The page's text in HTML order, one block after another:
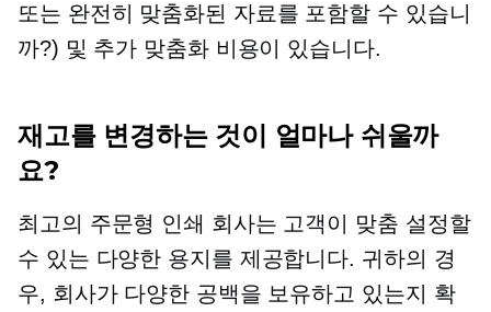
또는 완전히 맞춤화된 자료를 포함할 수 있습니
까?) 및 추가 맞춤화 비용이 있습니다.
재고를 변경하는 것이 얼마나 쉬울까
요?
최고의 주문형 인쇄 회사는 고객이 맞춤 설정할
수 있는 다양한 용지를 제공합니다. 귀하의 경
우, 회사가 다양한 공백을 보유하고 있는지 확